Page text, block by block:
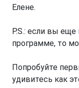
Елене.
P.S.: если вы
программе, то
Попробуйте
удивитесь как